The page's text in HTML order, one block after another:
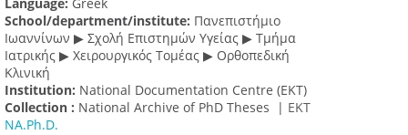
School/department/institute: Πανεπιστήμιο
Ιωαννίνων ▶ Σχολή Επιστημών Υγείας ▶ Τμήμα
Ιατρικής ▶ Χειρουργικός Τομέας ▶ Ορθοπεδική
Κλινική
Institution: National Documentation Centre (EKT)
Collection : National Archive of PhD Theses | ΕΚΤ
NA.Ph.D.